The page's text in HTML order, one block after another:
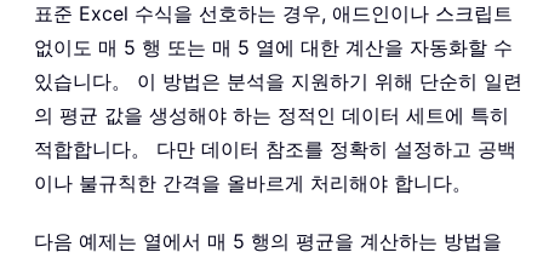
표준 Excel 수식을 선호하는 경우, 애드인이나 스크립트
없이도 매 5 행 또는 매 5 열에 대한 계산을 자동화할 수
있습니다。 이 방법은 분석을 지원하기 위해 단순히 일련
의 평균 값을 생성해야 하는 정적인 데이터 세트에 특히
적합합니다。 다만 데이터 참조를 정확히 설정하고 공백
이나 불규칙한 간격을 올바르게 처리해야 합니다。
다음 예제는 열에서 매 5 행의 평균을 계산하는 방법을